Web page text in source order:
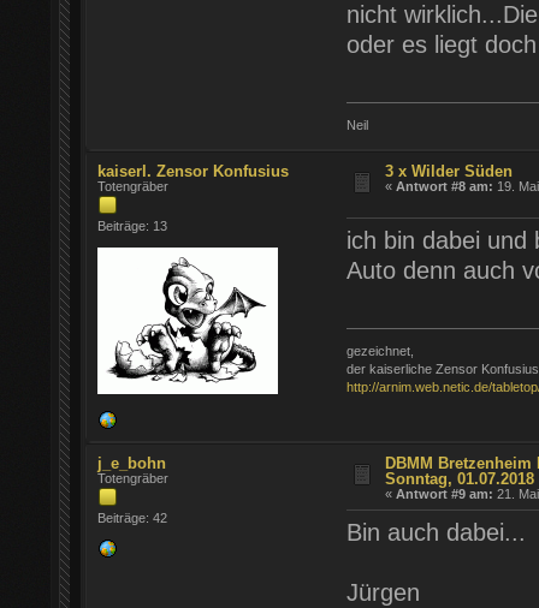
nicht
oder es liegt
Neil
kaiserl. Zensor Konfusius
Totengräber
Beiträge: 13
3 x Wilder Süden
«Antwort #8 am: 19.
ich bin dabei und
Auto denn auch
gezeichnet,
der kaiserliche Zensor Konfusius
http://arnim.web.netic.de/
j_e_bohn
Totengräber
Beiträge: 42
DBMM Bretzenheim
Sonntag, 01.07.2018
«Antwort #9 am: 21.
Bin auch dabei...
Jürgen